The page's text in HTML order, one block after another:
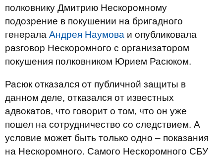
полковнику Дмитрию Нескоромному
подозрение в покушении на бригадного
генерала Андрея Наумова и опубликовала
разговор Нескоромного с организатором
покушения полковником Юрием Расюком.
Расюк отказался от публичной защиты в
данном деле, отказался от известных
адвокатов, что говорит о том, что он уже
пошел на сотрудничество со следствием. А
условие может быть только одно – показания
на Нескоромного. Самого Нескоромного СБУ